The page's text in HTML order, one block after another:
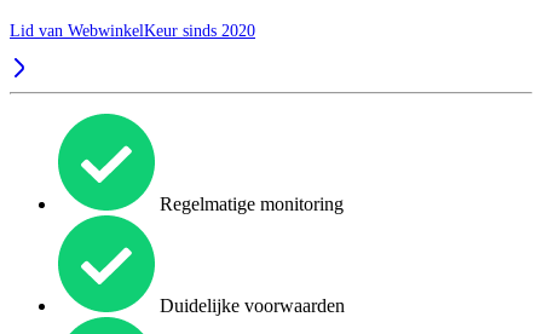
Lid van WebwinkelKeur sinds 2020
Regelmatige monitoring
Duidelijke voorwaarden